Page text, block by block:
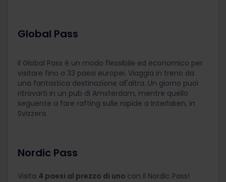
Global Pass
Il Global Pass è un modo flessibile ed economico per
visitare fino a 33 paesi europei. Viaggia in treno da
una fantastica destinazione all'altra. Un giorno puoi
ritrovarti in un pub di Amsterdam, mentre quello
seguente a fare rafting sulle rapide a Interlaken, in
Svizzera.
Nordic Pass
Visita 4 paesi al prezzo di uno con il Nordic Pass!